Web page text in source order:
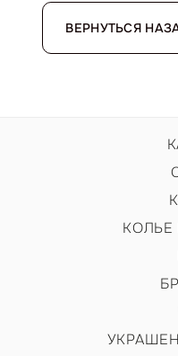
ВЕРНУТЬСЯ